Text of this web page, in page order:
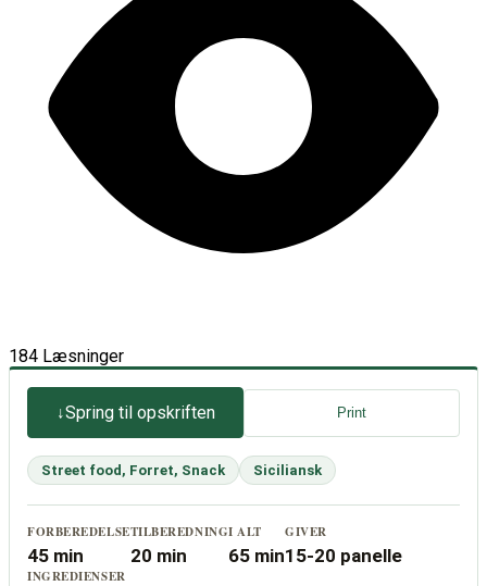
184 Læsninger
Spring til opskriften Print
Street food, Forret, Snack Siciliansk
FORBEREDELSE
45 min
TILBEREDNING
20 min
I ALT
65 min
GIVER
15-20 panelle
INGREDIENSER